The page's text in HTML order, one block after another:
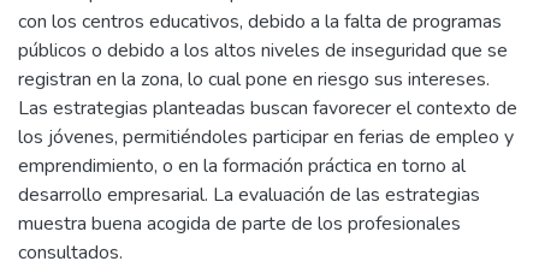
con los centros educativos, debido a la falta de programas
públicos o debido a los altos niveles de inseguridad que se
registran en la zona, lo cual pone en riesgo sus intereses.
Las estrategias planteadas buscan favorecer el contexto de
los jóvenes, permitiéndoles participar en ferias de empleo y
emprendimiento, o en la formación práctica en torno al
desarrollo empresarial. La evaluación de las estrategias
muestra buena acogida de parte de los profesionales
consultados.